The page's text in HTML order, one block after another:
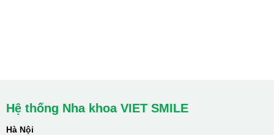
Hệ thống Nha khoa VIET SMILE
Hà Nội